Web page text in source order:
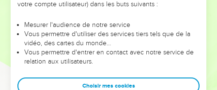
leur foi ou leur vision. Mais on voit moins les doutes, les erreurs
et les saisons difficiles qu'ils ont traversés, alors même que ce
sont elles qui les ont façonnés.
Dans cette conférence, leaders, entrepreneurs, et responsables
clés pour avancer avec plus de sagesse afin que leurs erreurs
votre compte utilisateur) dans les buts suivants :
Mesurer l'audience de notre service
Vous permettre d'utiliser des services tiers tels que de la
vidéo, des cartes du monde…
Vous permettre d'entrer en contact avec notre service de
relation aux utilisateurs.
Choisir mes cookies